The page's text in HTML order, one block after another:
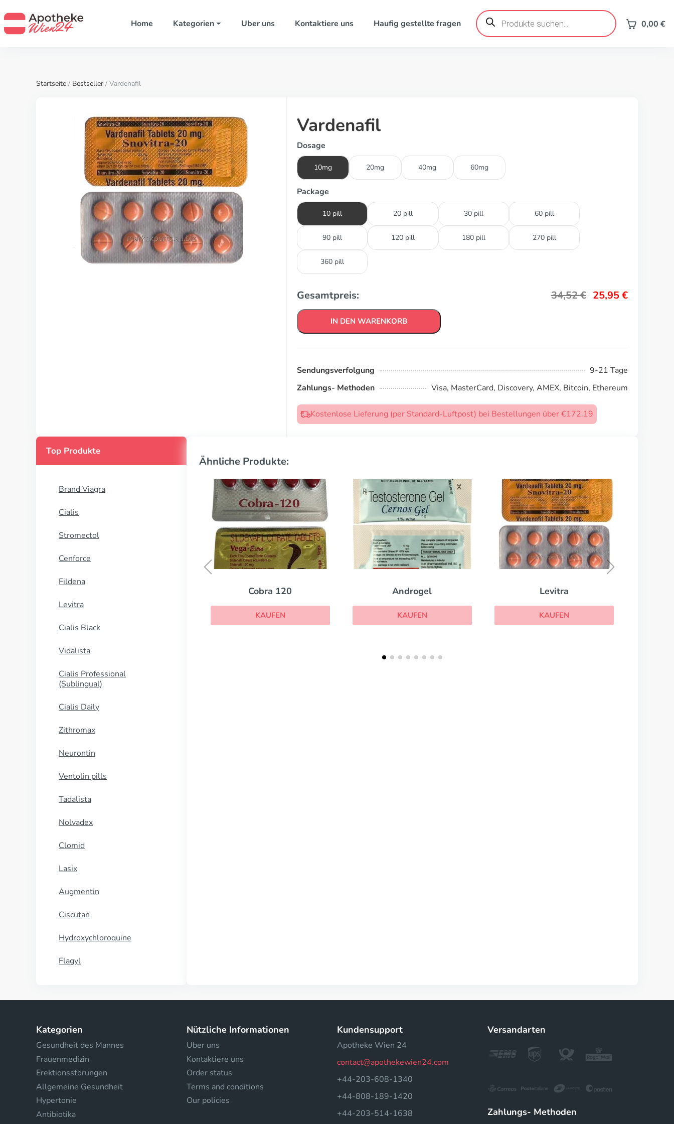
Home Kategorien Uber uns Kontaktiere uns Haufig gestellte fragen
Products
search 0,00 €
Startseite / Bestseller / Vardenafil
Vardenafil
Dosage
10mg 20mg 40mg 60mg
Package
10 pill 20 pill 30 pill 60 pill
90 pill 120 pill 180 pill 270 pill
360 pill
Gesamtpreis: 34,52€ 25,95€
IN DEN WARENKORB
Sendungsverfolgung
9-21 Tage
Zahlungs- Methoden
Visa, MasterCard, Discovery, AMEX, Bitcoin, Ethereum
Kostenlose Lieferung (per Standard-Luftpost) bei Bestellungen über €172.19
Top Produkte
Brand Viagra
Cialis
Stromectol
Cenforce
Fildena
Levitra
Cialis Black
Vidalista
Cialis Professional
(Sublingual)
Cialis Daily
Zithromax
Neurontin
Ventolin pills
Tadalista
Nolvadex
Clomid
Lasix
Augmentin
Ciscutan
Hydroxychloroquine
Flagyl
Ähnliche Produkte:
Cobra 120
KAUFEN
Androgel
KAUFEN
Levitra
KAUFEN
Kategorien
Gesundheit des Mannes
Frauenmedizin
Erektionsstörungen
Allgemeine Gesundheit
Hypertonie
Antibiotika
Nützliche Informationen
Uber uns
Kontaktiere uns
Order status
Terms and conditions
Our policies
Kundensupport
Apotheke Wien 24
contact@apothekewien24.com
+44-203-608-1340
+44-808-189-1420
+44-203-514-1638
Versandarten
Zahlungs- Methoden